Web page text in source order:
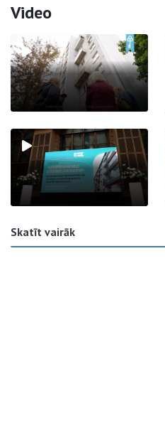
Video
Skatīt vairāk